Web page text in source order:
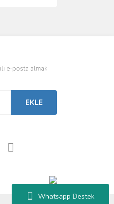
Whatsapp Destek
e-posta almak
EKLE